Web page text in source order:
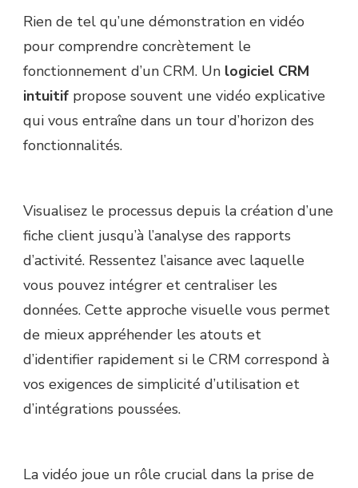
Rien de tel qu’une démonstration en vidéo
pour comprendre concrètement le
fonctionnement d’un CRM. Un logiciel CRM
intuitif propose souvent une vidéo explicative
qui vous entraîne dans un tour d’horizon des
fonctionnalités.
Visualisez le processus depuis la création d’une
fiche client jusqu’à l’analyse des rapports
d’activité. Ressentez l’aisance avec laquelle
vous pouvez intégrer et centraliser les
données. Cette approche visuelle vous permet
de mieux appréhender les atouts et
d’identifier rapidement si le CRM correspond à
vos exigences de simplicité d’utilisation et
d’intégrations poussées.
La vidéo joue un rôle crucial dans la prise de